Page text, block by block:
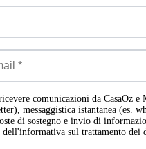
comunicazioni da CasaOz e
messaggistica istantanea (es.
di sostegno e invio di
dell'informativa sul trattamento dei